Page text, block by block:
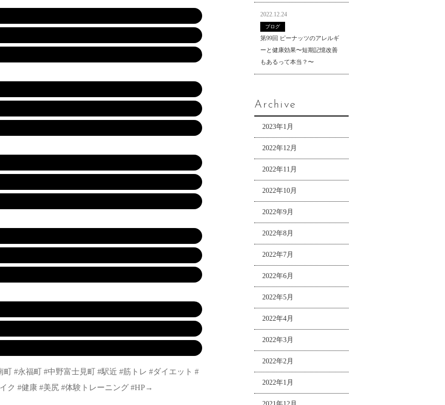
#永福町 #中野富士見町 #駅近 #筋トレ #ダイエット #
ク #健康 #美尻 #体験トレーニング #HP→
2022.12.24
ブログ
第99回 ピーナッツのアレルギ
ーと健康効果〜短期記憶改善
もあるって本当？〜
Archive
2023年1月
2022年12月
2022年11月
2022年10月
2022年9月
2022年8月
2022年7月
2022年6月
2022年5月
2022年4月
2022年3月
2022年2月
2022年1月